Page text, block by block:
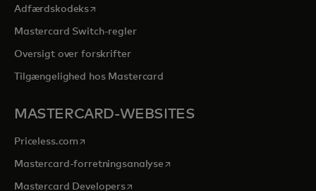
Adfærdskodeksopens in a new tab
Mastercard Switch-regler
Oversigt over forskrifter
Tilgængelighed hos Mastercard
MASTERCARD-WEBSITES
Priceless.com opens in a new tab
Mastercard-forretningsanalyseopens in a new tab
Mastercard Developersopens in a new tab